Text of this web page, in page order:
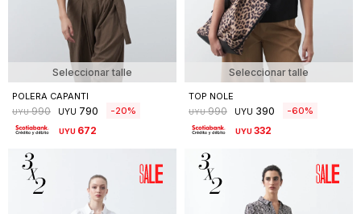
Seleccionar talle
POLERA CAPANTI
UYU 990 UYU 790 20
UYU 672
Seleccionar talle
TOP NOLE
UYU 990 UYU 390 60
UYU332